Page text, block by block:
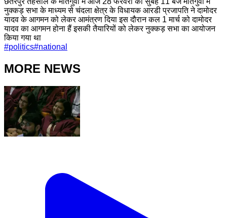
नुक्कड़ सभा के माध्यम से चंदला क्षेत्र के विधायक आरडी प्रजापति ने दामोदर
यादव के आगमन को लेकर आमंत्रण दिया इस दौरान कल 1 मार्च को दामोदर
यादव का आगमन होना हैं इसकी तैयारियों को लेकर नुक्कड़ सभा का आयोजन
किया गया था
#politics#national
MORE NEWS